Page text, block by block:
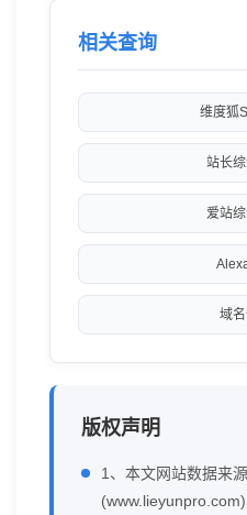
相关查询
维度狐
站长
爱站
域
版权声明
1、本文网站数据来